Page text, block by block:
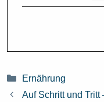
Kategorien
Ernährung
Auf Schritt und